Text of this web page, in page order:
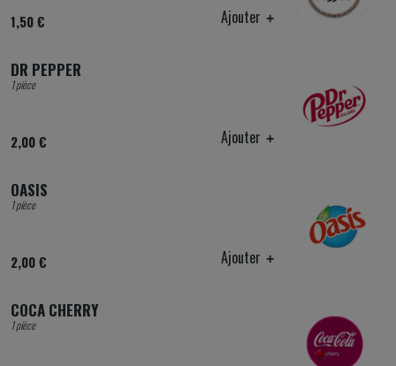
1,50 € Ajouter
DR PEPPER
1 pièce
2,00 € Ajouter
OASIS
1 pièce
2,00 € Ajouter
COCA CHERRY
1 pièce